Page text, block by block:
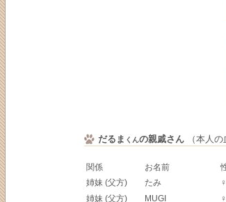
だるま くんの親戚さん（本人の
関係 お名前
姉妹 (父方)
たみ ♀
姉妹 (父方) MUGI ♀